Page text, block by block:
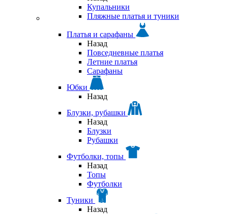
Купальники
Пляжные платья и туники
Платья и сарафаны
Назад
Повседневные платья
Летние платья
Сарафаны
Юбки
Назад
Блузки, рубашки
Назад
Блузки
Рубашки
Футболки, топы
Назад
Топы
Футболки
Туники
Назад